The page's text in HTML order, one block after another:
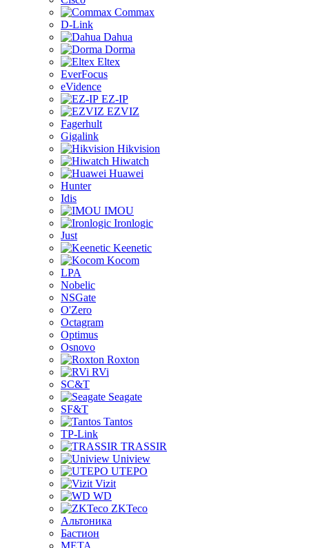
Commax
D-Link
Dahua
Dorma
Eltex
EverFocus
eVidence
EZ-IP
EZVIZ
Fagerhult
Gigalink
Hikvision
Hiwatch
Huawei
Hunter
Idis
IMOU
Ironlogic
Just
Keenetic
Kocom
LPA
Nobelic
NSGate
O'Zero
Octagram
Optimus
Osnovo
Roxton
RVi
SC&T
Seagate
SF&T
Tantos
TP-Link
TRASSIR
Uniview
UTEPO
Vizit
WD
ZKTeco
Альтоника
Бастион
МЕТА